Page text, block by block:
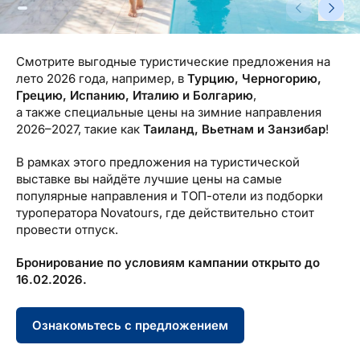
Контакты
Наши консультанты
Приходите на работу
Новости
Смотрите выгодные туристические предложения на
лето 2026 года, например, в Турцию, Черногорию,
Грецию, Испанию, Италию и Болгарию,
а также специальные цены на зимние направления
2026–2027, такие как Таиланд, Вьетнам и Занзибар!
В рамках этого предложения на туристической
выставке вы найдёте лучшие цены на самые
популярные направления и ТОП-отели из подборки
туроператора Novatours, где действительно стоит
провести отпуск.
Бронирование по условиям кампании открыто до
16.02.2026.
Ознакомьтесь с предложением